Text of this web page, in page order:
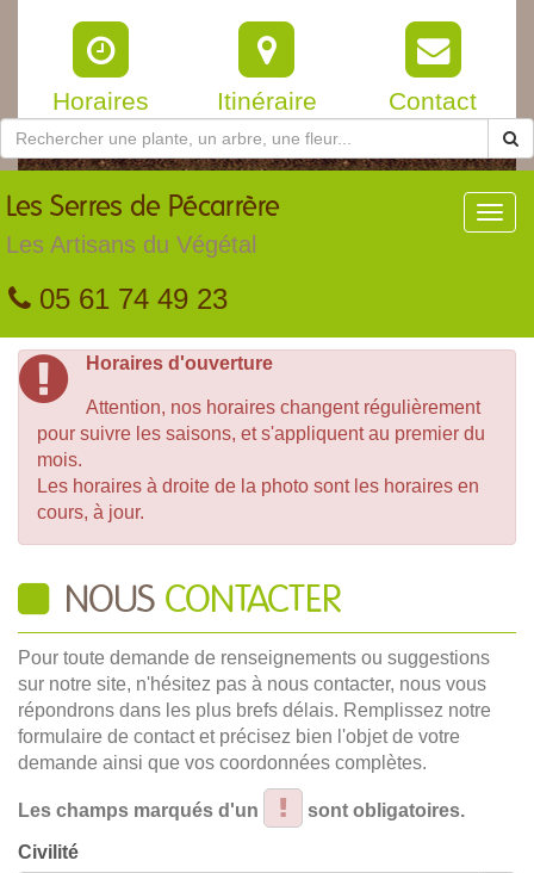
Horaires Itinéraire Contact
Les Serres de Pécarrère
Les Artisans du Végétal
05 61 74 49 23
Horaires d'ouverture
Attention, nos horaires changent régulièrement
pour suivre les saisons, et s'appliquent au premier du
mois.
Les horaires à droite de la photo sont les horaires en
cours, à jour.
NOUS CONTACTER
Pour toute demande de renseignements ou suggestions
sur notre site, n'hésitez pas à nous contacter, nous vous
répondrons dans les plus brefs délais. Remplissez notre
formulaire de contact et précisez bien l'objet de votre
demande ainsi que vos coordonnées complètes.
Les champs marqués d'un sont obligatoires.
Civilité